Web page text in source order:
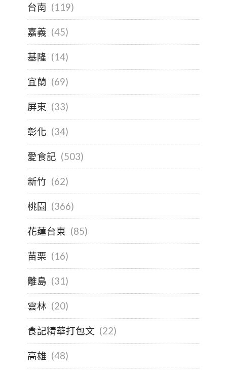
台南 (119)
嘉義 (45)
基隆 (14)
宜蘭 (69)
屏東 (33)
彰化 (34)
愛食記 (503)
新竹 (62)
桃園 (366)
花蓮台東 (85)
苗栗 (16)
離島 (31)
雲林 (20)
食記精華打包文 (22)
高雄 (48)